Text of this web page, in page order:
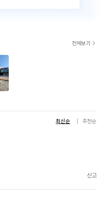
전체보기
최신순 추천순
신고